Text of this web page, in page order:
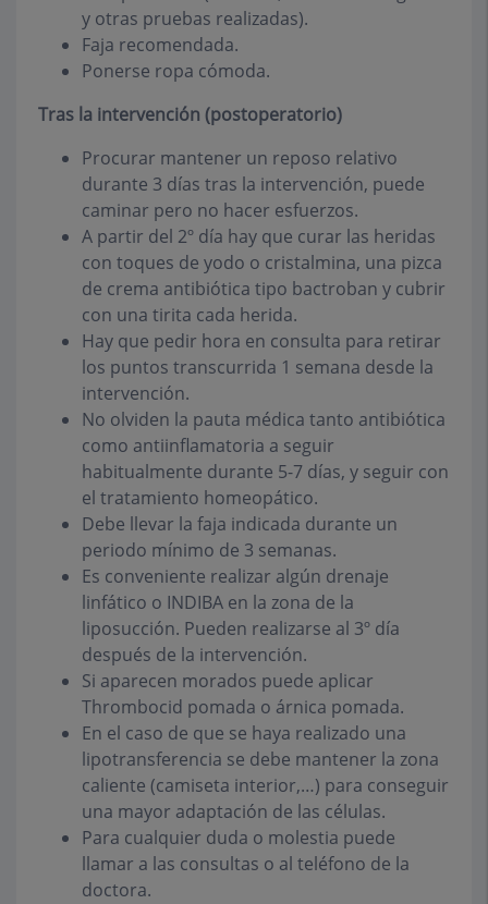
y otras pruebas realizadas).
Faja recomendada.
Ponerse ropa cómoda.
Tras la intervención (postoperatorio)
Procurar mantener un reposo relativo
durante 3 días tras la intervención, puede
caminar pero no hacer esfuerzos.
A partir del 2º día hay que curar las heridas
con toques de yodo o cristalmina, una pizca
de crema antibiótica tipo bactroban y cubrir
con una tirita cada herida.
Hay que pedir hora en consulta para retirar
los puntos transcurrida 1 semana desde la
intervención.
No olviden la pauta médica tanto antibiótica
como antiinflamatoria a seguir
habitualmente durante 5-7 días, y seguir con
el tratamiento homeopático.
Debe llevar la faja indicada durante un
periodo mínimo de 3 semanas.
Es conveniente realizar algún drenaje
linfático o INDIBA en la zona de la
liposucción. Pueden realizarse al 3º día
después de la intervención.
Si aparecen morados puede aplicar
Thrombocid pomada o árnica pomada.
En el caso de que se haya realizado una
lipotransferencia se debe mantener la zona
caliente (camiseta interior,…) para conseguir
una mayor adaptación de las células.
Para cualquier duda o molestia puede
llamar a las consultas o al teléfono de la
doctora.